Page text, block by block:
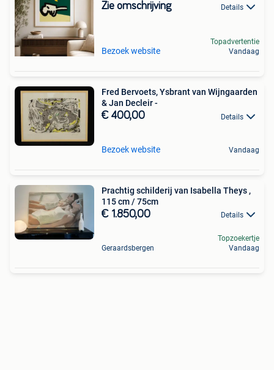
Zie omschrijving Details
Bezoek website
Topadvertentie
Vandaag
Fred Bervoets, Ysbrant van Wijngaarden
& Jan Decleir -
€ 400,00 Details
Bezoek website Vandaag
Prachtig schilderij van Isabella Theys ,
115 cm / 75cm
€ 1.850,00 Details
Geraardsbergen
Topzoekertje
Vandaag